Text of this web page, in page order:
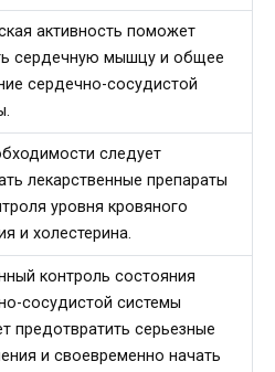
активность поможет
сердечную мышцу и общее
сердечно-сосудистой
следует
лекарственные препараты
уровня кровяного
и холестерина.
контроль состояния
сосудистой системы
предотвратить серьезные
и своевременно начать